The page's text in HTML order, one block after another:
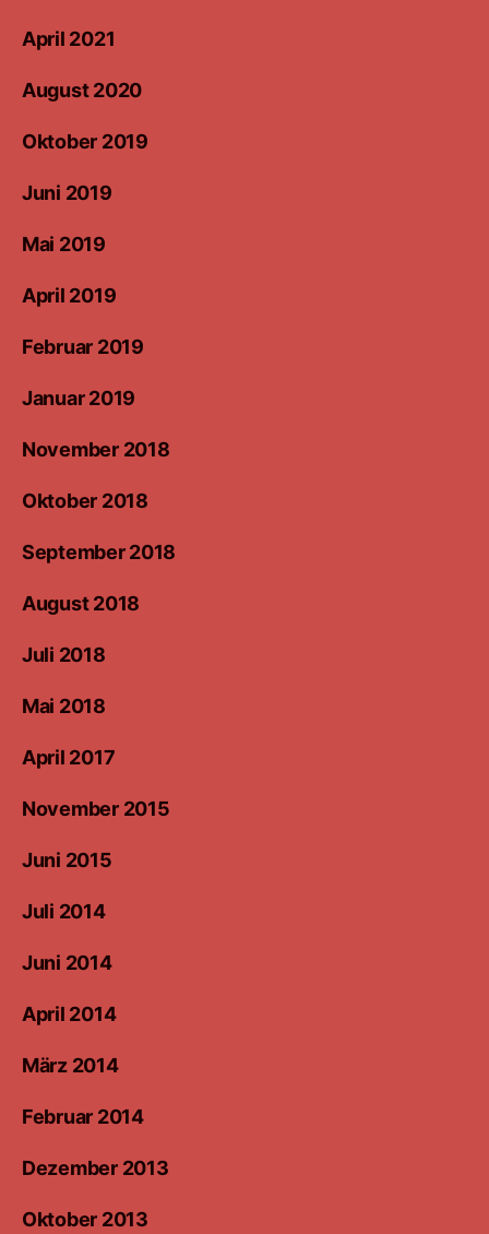
April 2021
August 2020
Oktober 2019
Juni 2019
Mai 2019
April 2019
Februar 2019
Januar 2019
November 2018
Oktober 2018
September 2018
August 2018
Juli 2018
Mai 2018
April 2017
November 2015
Juni 2015
Juli 2014
Juni 2014
April 2014
März 2014
Februar 2014
Dezember 2013
Oktober 2013